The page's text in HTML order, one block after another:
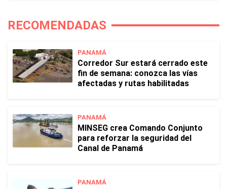
RECOMENDADAS
PANAMÁ
Corredor Sur estará cerrado este
fin de semana: conozca las vías
afectadas y rutas habilitadas
PANAMÁ
MINSEG crea Comando Conjunto
para reforzar la seguridad del
Canal de Panamá
PANAMÁ